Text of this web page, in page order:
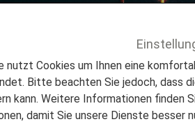
Informationen zum Flughafen
nutzt Cookies um Ihnen eine
Bitte beachten Sie jedoch, dass
kann. Weitere Informationen finden
damit Sie unsere Dienste besser